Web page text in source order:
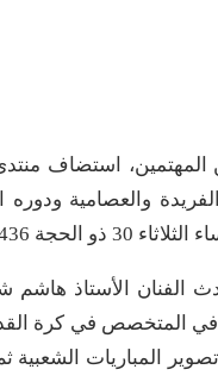
استضاف منتدى
والعصامية
13 اكتوبر 2015م.
الفنان الأستاذ هاشم
المتخصص في كرة
تصوير المباريات